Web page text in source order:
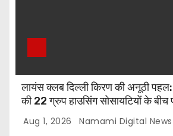
लायंस क्लब दिल्ली किरण की अनूठी
की 22 ग्रुप हाउसिंग सोसायटियों के बीच
पौधारोपण प्रतियोगिता, संयोजक लायन
भूमिका
Aug 1, 2026 Namami Digital News